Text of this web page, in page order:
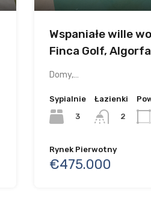
Wspaniałe wille
Finca Golf, Algorfa
Domy,…
Sypialnie
3
Łazienki
2
Rynek Pierwotny
€475.000